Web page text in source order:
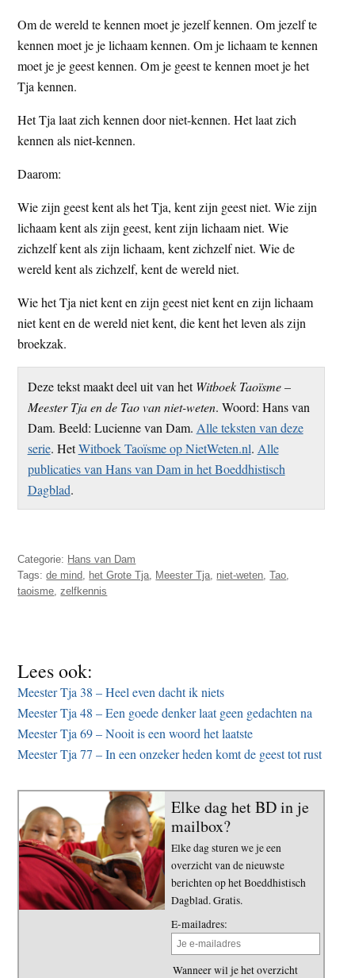
Om de wereld te kennen moet je jezelf kennen. Om jezelf te
kennen moet je je lichaam kennen. Om je lichaam te kennen
moet je je geest kennen. Om je geest te kennen moet je het
Tja kennen.
Het Tja laat zich kennen door niet-kennen. Het laat zich
kennen als niet-kennen.
Daarom:
Wie zijn geest kent als het Tja, kent zijn geest niet. Wie zijn
lichaam kent als zijn geest, kent zijn lichaam niet. Wie
zichzelf kent als zijn lichaam, kent zichzelf niet. Wie de
wereld kent als zichzelf, kent de wereld niet.
Wie het Tja niet kent en zijn geest niet kent en zijn lichaam
niet kent en de wereld niet kent, die kent het leven als zijn
broekzak.
Deze tekst maakt deel uit van hetWitboek Taoïsme –
Meester Tja en de Tao van niet-weten. Woord: Hans van
Dam. Beeld: Lucienne van Dam. Alle teksten van deze
serie. HetWitboek Taoïsme op NietWeten.nl. Alle
publicaties van Hans van Dam in het Boeddhistisch
Dagblad.
Categorie: Hans van Dam
Tags:de mind, het Grote Tja, Meester Tja, niet-weten,Tao,
taoisme,zelfkennis
Lees ook:
Meester Tja 38 – Heel even dacht ik niets
Meester Tja 48 – Een goede denker laat geen gedachten na
Meester Tja 69 – Nooit is een woord het laatste
Meester Tja 77 – In een onzeker heden komt de geest tot rust
Elke dag het BD in je
mailbox?
Elke dag sturen we je een
overzicht van de nieuwste
berichten op het Boeddhistisch
Dagblad. Gratis.
E-mailadres:
Wanneer wil je het overzicht